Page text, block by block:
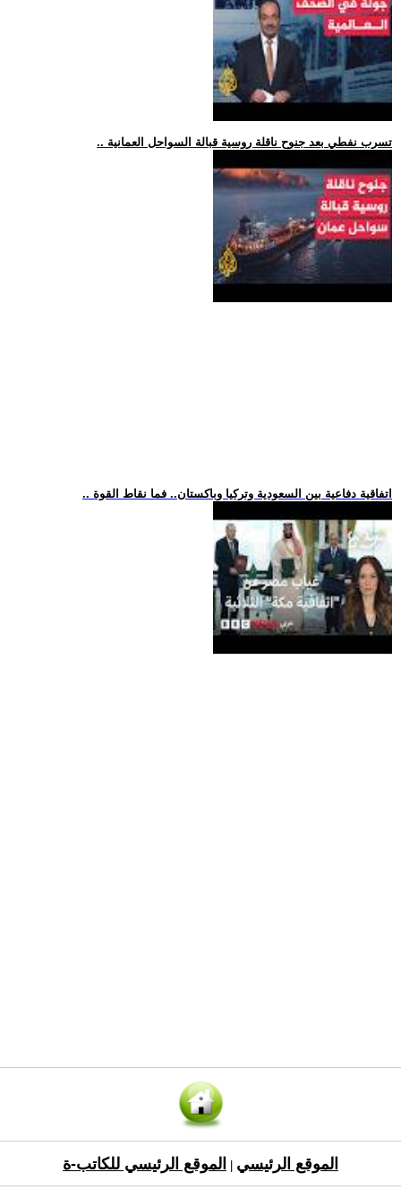
.. تسرب نفطي بعد جنوح ناقلة روسية قبالة السواحل العمانية
.. اتفاقية دفاعية بين السعودية وتركيا وباكستان.. فما نقاط القوة
الموقع الرئيسي الموقع الرئيسي للكاتب-ة